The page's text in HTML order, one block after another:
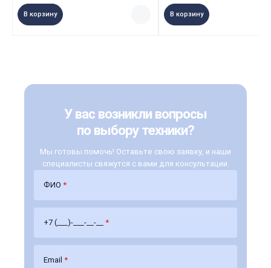
В корзину В корзину
У вас возникли вопросы
по выбору техники?
Мы готовы помочь! Оставьте свою заявку, и наши
специалисты свяжутся с вами для консультации.
ФИО *
+7 (___)-___-__-__ *
Email *